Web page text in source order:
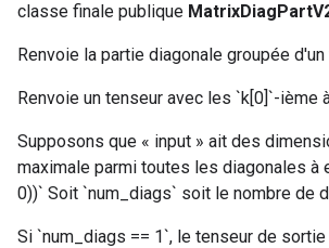
classe finale publique
Renvoie la partie diagonale groupée
Renvoie un tenseur avec les `k[0]`-
Supposons que « input » ait des
maximale parmi toutes les diagonales à
0))` Soit `num_diags` soit le nombre de
Si `num_diags == 1`, le tenseur de